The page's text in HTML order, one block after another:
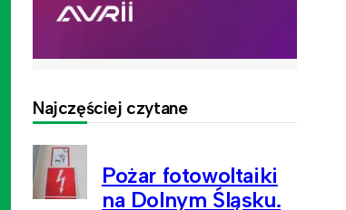
Najczęściej czytane
Pożar fotowoltaiki
na Dolnym Śląsku.